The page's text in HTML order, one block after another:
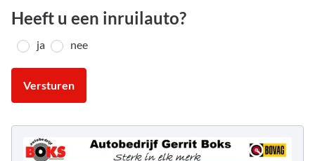
Heeft u een inruilauto?
ja nee
Versturen